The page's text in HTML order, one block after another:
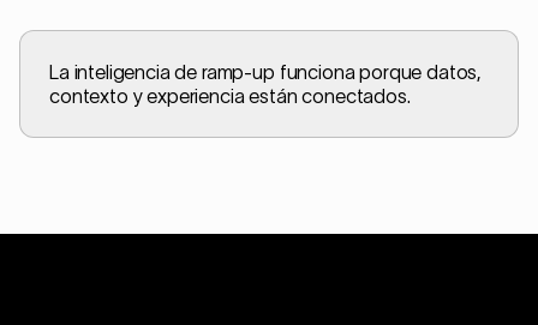
La inteligencia de ramp-up funciona porque datos,
contexto y experiencia están conectados.